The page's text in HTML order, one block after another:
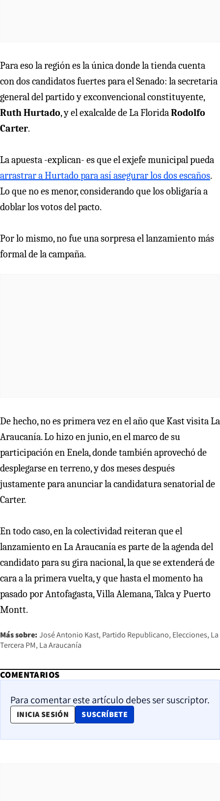
Para eso la región es la única donde la tienda cuenta
con dos candidatos fuertes para el Senado: la secretaria
general del partido y exconvencional constituyente,
Ruth Hurtado, y el exalcalde de La FloridaRodolfo
Carter.
La apuesta -explican- es que el exjefe municipal pueda
arrastrar a Hurtado para así asegurar los dos escaños.
Lo que no es menor, considerando que los obligaría a
doblar los votos del pacto.
Por lo mismo, no fue una sorpresa el lanzamiento más
formal de la campaña.
De hecho, no es primera vez en el año que Kast visita La
Araucanía. Lo hizo en junio, en el marco de su
participación en Enela, donde también aprovechó de
desplegarse en terreno, y dos meses después
justamente para anunciar la candidatura senatorial de
Carter.
En todo caso, en la colectividad reiteran que el
lanzamiento en La Araucanía es parte de la agenda del
candidato para su gira nacional, la que se extenderá de
cara a la primera vuelta, y que hasta el momento ha
pasado por Antofagasta, Villa Alemana, Talca y Puerto
Montt.
Más sobre: José Antonio Kast Partido Republicano Elecciones La
Tercera PM La Araucanía
COMENTARIOS
Para comentar este artículo debes ser suscriptor.
INICIA SESIÓN SUSCRÍBETE
OPENS IN NEW WINDOW